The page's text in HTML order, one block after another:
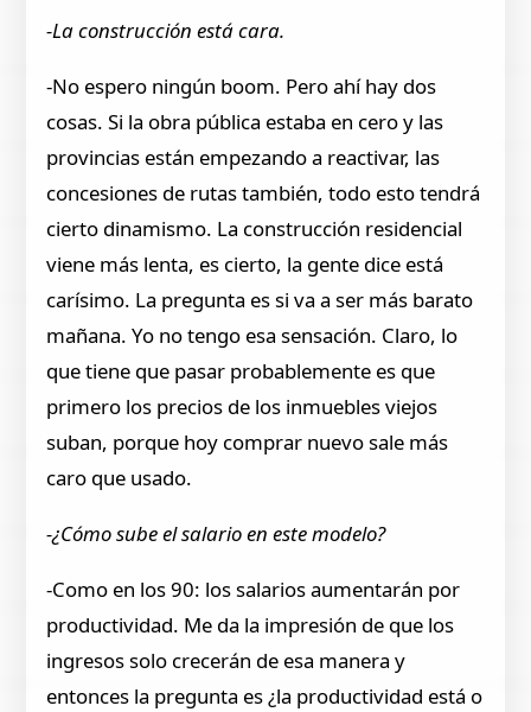
-La construcción está cara.
-No espero ningún boom. Pero ahí hay dos
cosas. Si la obra pública estaba en cero y las
provincias están empezando a reactivar, las
concesiones de rutas también, todo esto tendrá
cierto dinamismo. La construcción residencial
viene más lenta, es cierto, la gente dice está
carísimo. La pregunta es si va a ser más barato
mañana. Yo no tengo esa sensación. Claro, lo
que tiene que pasar probablemente es que
primero los precios de los inmuebles viejos
suban, porque hoy comprar nuevo sale más
caro que usado.
-¿Cómo sube el salario en este modelo?
-Como en los 90: los salarios aumentarán por
productividad. Me da la impresión de que los
ingresos solo crecerán de esa manera y
entonces la pregunta es ¿la productividad está o